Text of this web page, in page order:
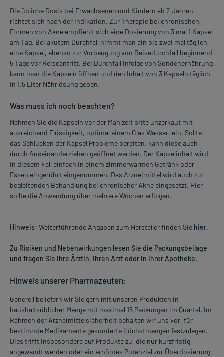
Die übliche Dosis bei Erwachsenen und Kindern ab 2 Jahren
richtet sich nach der Indikation. Zur Therapie bei chronischen
Formen von Akne empfiehlt sich eine Dosierung von 3 mal 1 Kapsel
am Tag. Bei akutem Durchfall nimmt man ein bis zwei mal täglich
eine Kapsel, ebenso zur Vorbeugung von Reisedurchfall beginnend
5 Tage vor Reiseantritt. Bei Durchfall infolge von Sondenernährung
kann man die Kapseln öffnen und den Inhalt von 3 Kapseln täglich
in 1,5 Liter Nährlösung geben.
Was muss ich noch beachten?
Nehmen Sie die Kapseln vor der Mahlzeit bitte unzerkaut mit
ausreichend Flüssigkeit, optimal einem Glas Wasser, ein. Sollte
das Schlucken der Kapsel Probleme bereiten, kann diese auch
durch Auseinanderziehen geöffnet werden. Der Kapselinhalt wird
in diesem Fall einfach in einem zimmerwarmen Getränk oder
Essen eingerührt eingenommen. Das Arzneimittel wird auch zur
begleitenden Behandlung bei chronischer Akne eingesetzt. Hier
sollte die Anwendung über mehrere Wochen erfolgen.
Hinweis: Weiterführende Angaben zum Hersteller finden Sie hier.
Zu Risiken und Nebenwirkungen lesen Sie die Packungsbeilage
und fragen Sie Ihre Ärztin, Ihren Arzt oder in Ihrer Apotheke.
Hinweis unserer Pharmazeuten:
Generell beliefern wir Sie gern mit unseren Produkten in
haushaltsüblicher Menge mit maximal 15 Packungen im Quartal. Im
Rahmen der Arzneimittelsicherheit behalten wir uns vor, für
bestimmte Medikamente gesonderte Höchstmengen festzulegen.
Dies trifft insbesondere auf Produkte zu, die nur kurzfristig
angewandt werden oder ein erhöhtes Potenzial zur Überdosierung